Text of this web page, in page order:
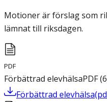
Motioner är förslag som
lämnat till riksdagen.
PDF
Förbättrad elevhälsaPDF(
Förbättrad elevhälsa(